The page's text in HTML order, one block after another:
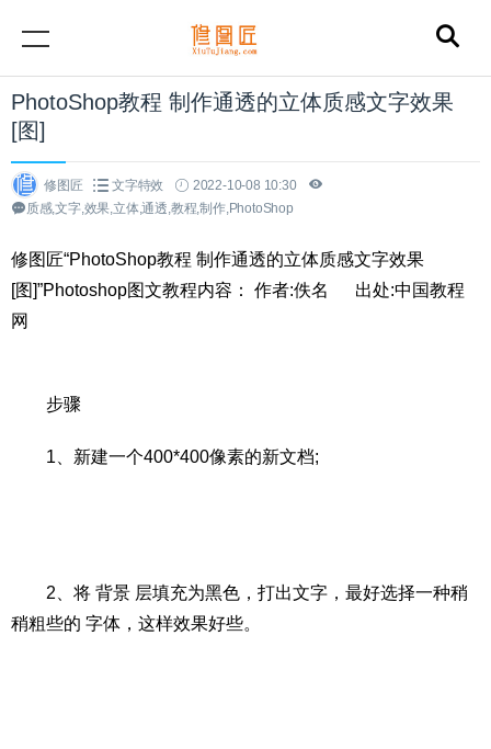
PhotoShop教程 制作通透的立体质感文字效果
[图]
修图匠 文字特效
2022-10-08 10:30
质感,文字,效果,立体,通透,教程,制作,PhotoShop
修图匠“PhotoShop教程 制作通透的立体质感文字效果
[图]”Photoshop图文教程内容： 作者:佚名 出处:中国教程
网
步骤
1、新建一个400*400像素的新文档;
2、将 背景 层填充为黑色，打出文字，最好选择一种稍
稍粗些的 字体，这样效果好些。